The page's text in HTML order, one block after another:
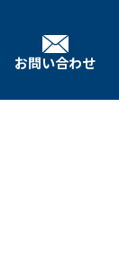
お問い合わせ